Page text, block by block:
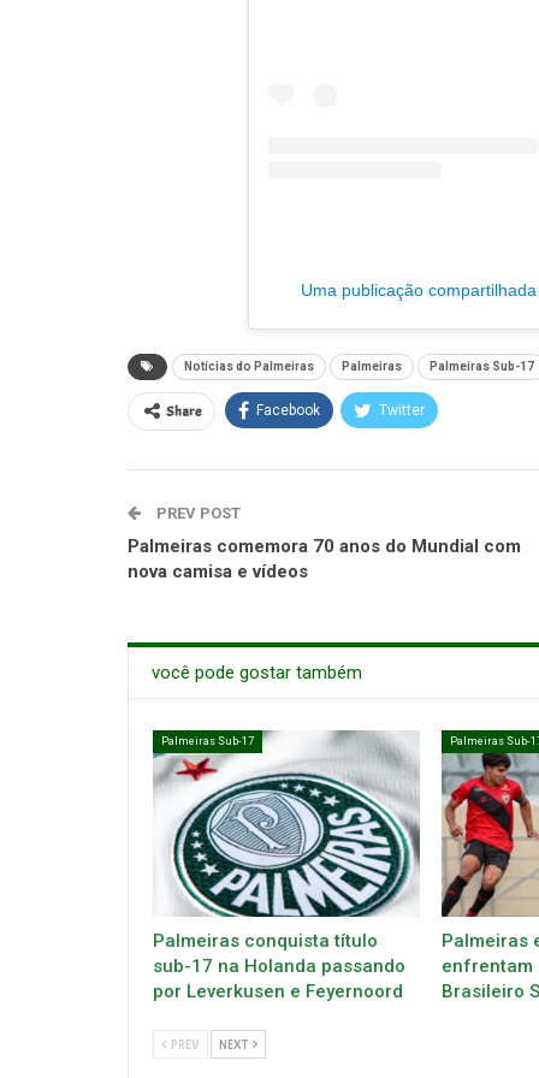
Uma publicação
Notícias do Palmeiras Palmeiras Palmeiras Sub-17
Share Facebook Twitter
PREV POST
Palmeiras comemora 70 anos do Mundial com
nova camisa e vídeos
você pode gostar também
Palmeiras Sub-17
Palmeiras conquista título
sub-17 na Holanda passando
por Leverkusen e Feyernoord
Palmeiras Sub-
Palmeiras
enfrentam
Brasileiro
PREV NEXT